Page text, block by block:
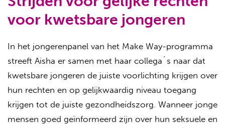
voor kwetsbare jongeren
In het jongerenpanel van het Make Way-programma
streeft Aisha er samen met haar collega´s naar dat
kwetsbare jongeren de juiste voorlichting krijgen over
hun rechten en op gelijkwaardig niveau toegang
krijgen tot de juiste gezondheidszorg. Wanneer jonge
mensen goed geïnformeerd zijn over hun seksuele en